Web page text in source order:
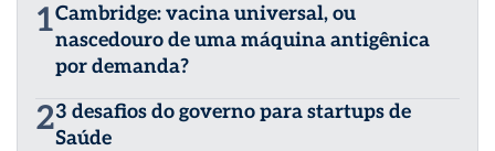
1Cambridge: vacina universal, ou
nascedouro de uma máquina antigênica
por demanda?
23 desafios do governo para startups de
Saúde